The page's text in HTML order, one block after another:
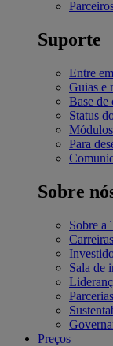
Suporte
Entre
Guias e
Base de
Status
Para
Sobre
Sobre a
Carreiras
Sala de
Preços